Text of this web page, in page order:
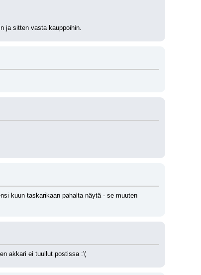
ja sitten vasta kauppoihin.
kuun taskarikaan pahalta näytä - se muuten
akkari ei tuullut postissa :'(